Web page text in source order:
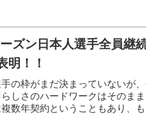
ズン日本人選手全員継
明！！
の枠がまだ決まっていないが
しさのハードワークはそのま
数年契約ということもあり、